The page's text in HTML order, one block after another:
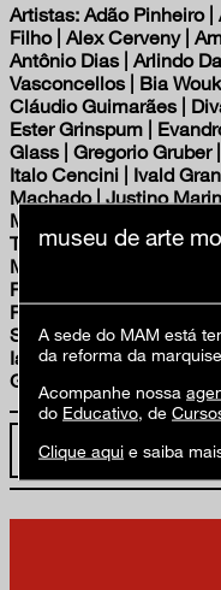
Artistas: Adão Pinheiro
Filho | Alex Cerveny |
Antônio Dias | Arlindo
Vasconcellos | Bia
Cláudio Guimarães |
Ester Grinspum |
Glass | Gregorio
Italo Cencini | Ivald
Machado | Justino
Magliani | Marcelo
Tomaselli Cirne Lima |
Mira Schendel | Nemer
Patrícia Furlong | Paulo
Pinky Wainer | Piza |
Samico | Sigbert
Ianelli | Tuneu |
Giudice
acesse o
museu de arte
A sede do MAM está
da reforma da
Acompanhe nossa
do Educativo, de
Clique aqui e saiba